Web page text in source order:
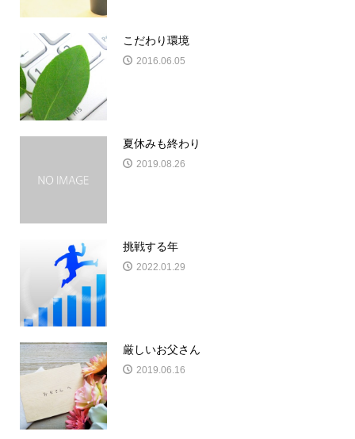
こだわり環境
2016.06.05
夏休みも終わり
2019.08.26
挑戦する年
2022.01.29
厳しいお父さん
2019.06.16